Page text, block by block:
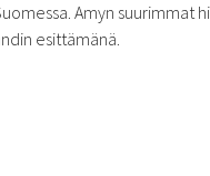
Amyn suurimmat
esittämänä.